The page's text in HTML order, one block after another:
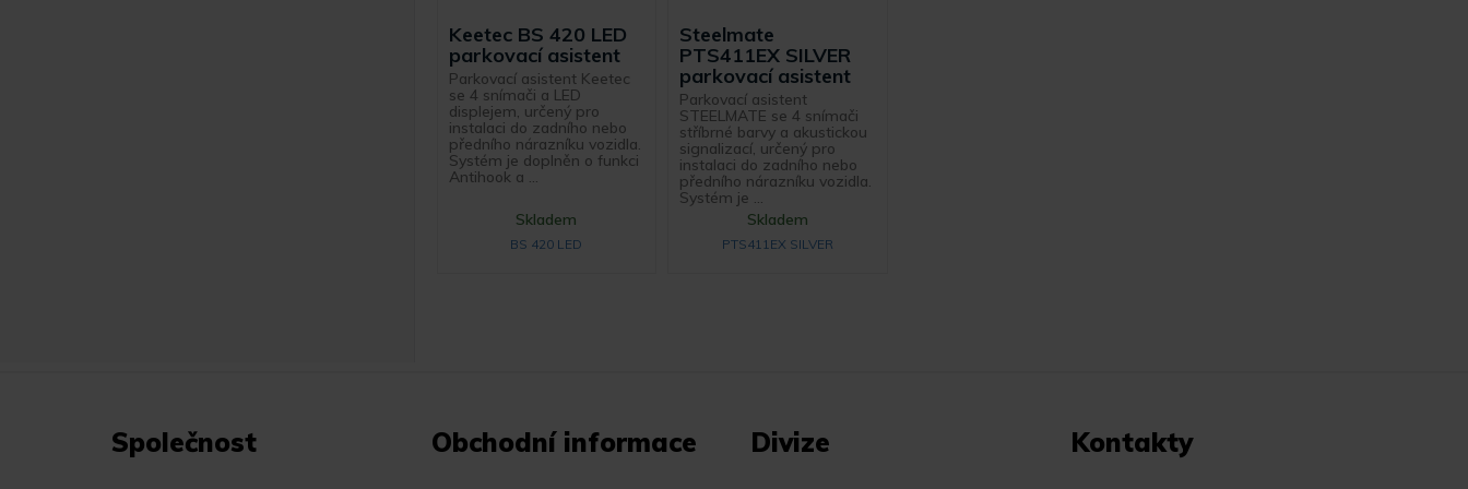
Keetec BS 420 LED
parkovací asistent
Parkovací asistent Keetec
se 4 snímači a LED
displejem, určený pro
instalaci do zadního nebo
předního nárazníku vozidla.
Systém je doplněn o funkci
Antihook a ...
Skladem
BS 420 LED
Steelmate
PTS411EX SILVER
parkovací asistent
Parkovací asistent
STEELMATE se 4 snímači
stříbrné barvy a akustickou
signalizací, určený pro
instalaci do zadního nebo
předního nárazníku vozidla.
Systém je ...
Skladem
PTS411EX SILVER
Společnost Obchodní informace Divize Kontakty